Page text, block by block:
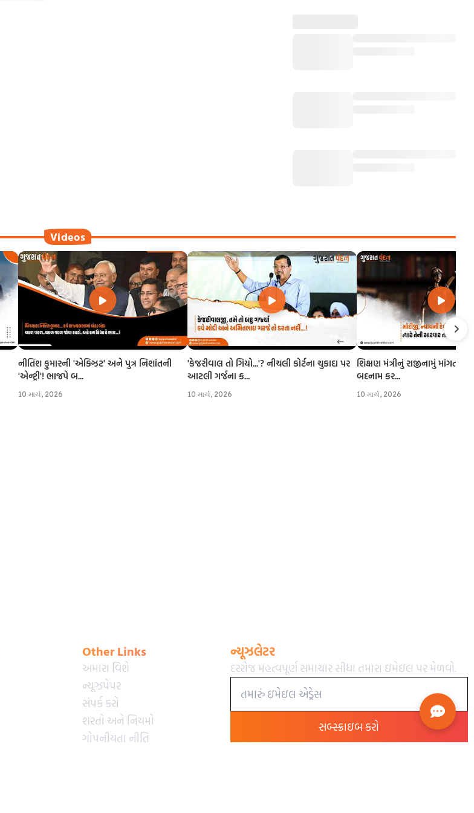
Videos
નીતિશ કુમારની 'એક્ઝિટ' અને પુત્ર નિશાંતની
'એન્ટ્રી'! ભાજપે બ...
10 માર્ચ, 2026
'કેજરીવાલ તો ગિયો...'? નીચલી કોર્ટના ચુકાદા પર
આટલી ગર્જના ક...
10 માર્ચ, 2026
શિક્ષણ મંત્રીનું રાજીનામું માંગતા
બદનામ કર...
10 માર્ચ, 2026
Other Links
અમારા વિશે
ન્યૂઝપેપર
સંપર્ક કરો
શરતો અને નિયમો
ગોપનીયતા નીતિ
ન્યૂઝલેટર
દરરોજ મહત્વપૂર્ણ સમાચાર સીધા તમારા ઇમેઇલ પર મેળવો.
સબ્સ્ક્રાઇબ કરો